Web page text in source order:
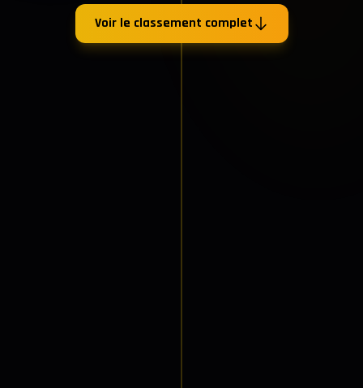
Voir le classement complet